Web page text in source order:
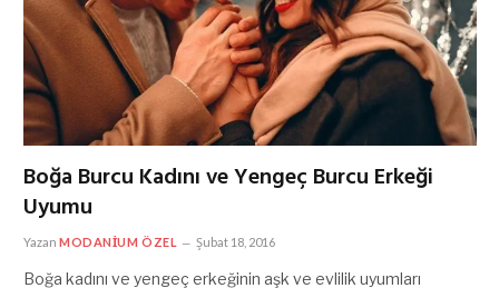
Boğa Burcu Kadını ve Yengeç Burcu Erkeği
Uyumu
Yazan MODANIUM ÖZEL Şubat 18, 2016
Boğa kadını ve yengeç erkeğinin aşk ve evlilik uyumları